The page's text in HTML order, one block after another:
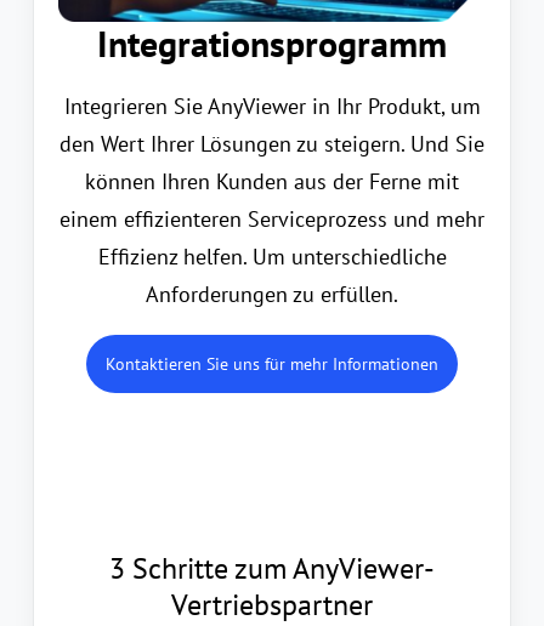
Integrationsprogramm
Integrieren Sie AnyViewer in Ihr Produkt, um
den Wert Ihrer Lösungen zu steigern. Und Sie
können Ihren Kunden aus der Ferne mit
einem effizienteren Serviceprozess und mehr
Effizienz helfen. Um unterschiedliche
Anforderungen zu erfüllen.
Kontaktieren Sie uns für mehr Informationen
3 Schritte zum AnyViewer-
Vertriebspartner